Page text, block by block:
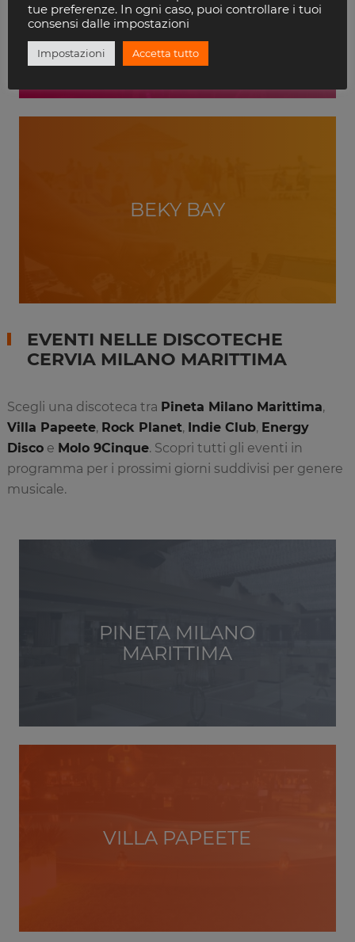
RICCIONE
BEKY BAY
EVENTI NELLE DISCOTECHE
CERVIA MILANO MARITTIMA
Scegli una discoteca tra Pineta Milano Marittima,
Villa Papeete, Rock Planet, Indie Club, Energy
Discoe Molo 9Cinque. Scopri tutti gli eventi in
programma per i prossimi giorni suddivisi per genere
musicale.
PINETA MILANO
MARITTIMA
VILLA PAPEETE
tue preferenze. In ogni caso, puoi controllare i tuoi
consensi dalle impostazioni
Impostazioni Accetta tutto